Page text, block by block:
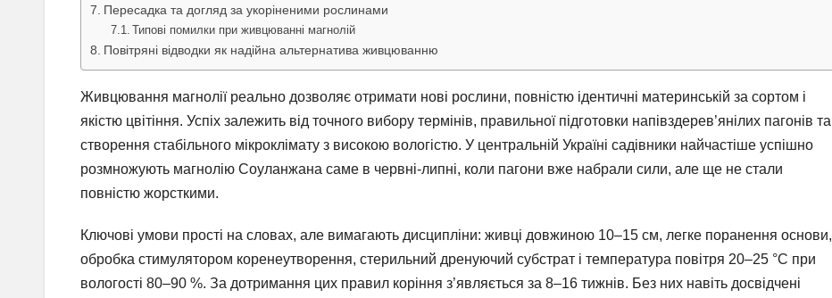
Пересадка та догляд за укоріненими рослинами
Типові помилки при живцюванні магнолій
Повітряні відводки як надійна альтернатива живцюванню
Живцювання магнолії реально дозволяє отримати нові рослини, повністю ідентичні материнській за сортом і
якістю цвітіння. Успіх залежить від точного вибору термінів, правильної підготовки напівздерев’янілих пагонів та
створення стабільного мікроклімату з високою вологістю. У центральній Україні садівники найчастіше успішно
розмножують магнолію Соуланжана саме в червні-липні, коли пагони вже набрали сили, але ще не стали
повністю жорсткими.
Ключові умови прості на словах, але вимагають дисципліни: живці довжиною 10–15 см, легке поранення основи,
обробка стимулятором коренеутворення, стерильний дренуючий субстрат і температура повітря 20–25 °C при
вологості 80–90 %. За дотримання цих правил коріння з’являється за 8–16 тижнів. Без них навіть досвідчені